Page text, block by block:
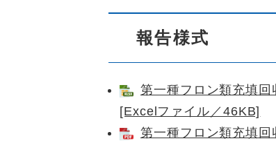
報告様式
第一種フロン類充填
[Excelファイル／46KB]
第一種フロン類充填